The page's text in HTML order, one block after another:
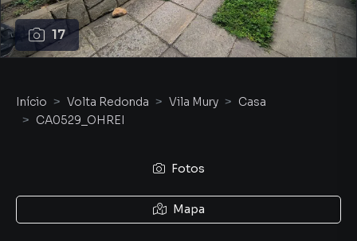
17
Início Volta Redonda Vila Mury
Casa
CA0529_OHREI
Fotos
Mapa